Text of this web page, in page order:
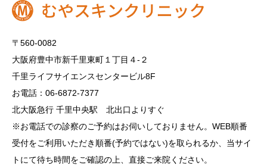
〒560-0082
大阪府豊中市新千里東町１丁目４‐２
千里ライフサイエンスセンタービル8F
お電話：06-6872-7377
北大阪急行 千里中央駅 北出口よりすぐ
※お電話での診察のご予約はお伺いしておりません。WEB順番
受付をご利用いただき順番(予約ではない)を取られるか、当サイ
トにて待ち時間をご確認の上、直接ご来院ください。